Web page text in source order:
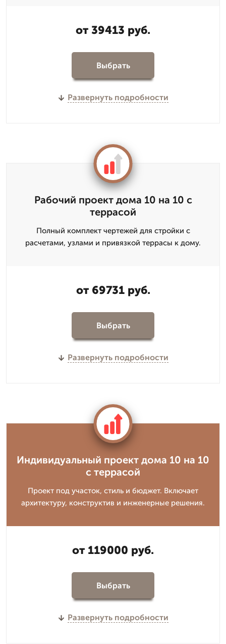
от 39413 руб.
Выбрать
Развернуть подробности
Рабочий проект дома 10 на 10 с
террасой
Полный комплект чертежей для стройки с
расчетами, узлами и привязкой террасы к дому.
от 69731 руб.
Выбрать
Развернуть подробности
Индивидуальный проект дома 10 на 10
с террасой
Проект под участок, стиль и бюджет. Включает
архитектуру, конструктив и инженерные решения.
от 119000 руб.
Выбрать
Развернуть подробности